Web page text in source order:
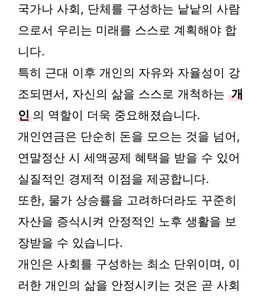
국가나 사회, 단체를 구성하는 낱낱의 사람
으로서 우리는 미래를 스스로 계획해야 합
니다.
특히 근대 이후 개인의 자유와 자율성이 강
조되면서, 자신의 삶을 스스로 개척하는 개
인 의 역할이 더욱 중요해졌습니다.
개인연금은 단순히 돈을 모으는 것을 넘어,
연말정산 시 세액공제 혜택을 받을 수 있어
실질적인 경제적 이점을 제공합니다.
또한, 물가 상승률을 고려하더라도 꾸준히
자산을 증식시켜 안정적인 노후 생활을 보
장받을 수 있습니다.
개인은 사회를 구성하는 최소 단위이며, 이
러한 개인의 삶을 안정시키는 것은 곧 사회